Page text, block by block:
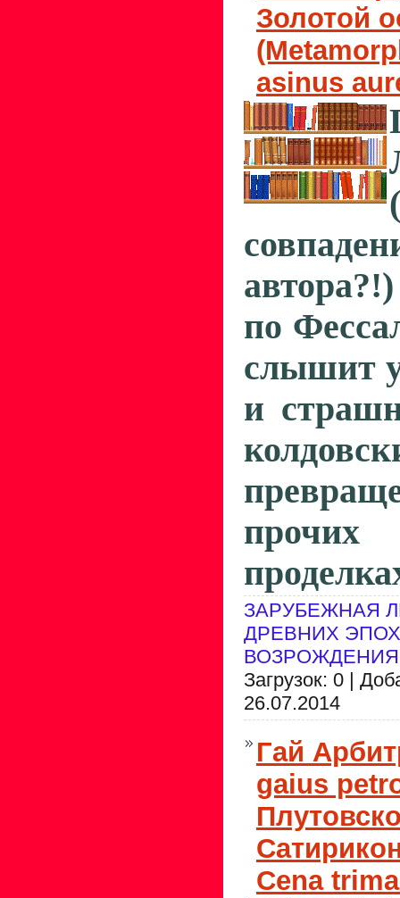
Золотой
asinus
по
слышит
и
прочих
ЗАРУБЕЖНАЯ
ДРЕВНИХ
ВОЗРОЖДЕНИЯ
Загрузок: 0 |
26.07.2014
Гай
gaius
Сеnа